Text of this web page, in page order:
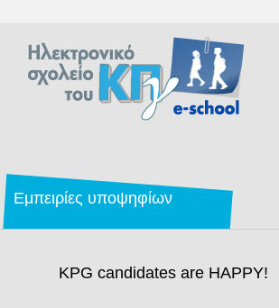
Εμπειρίες υποψηφίων
KPG candidates are HAPPY!